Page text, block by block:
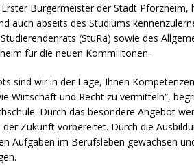
Bürgermeister der Stadt Pforzheim,
auch abseits des Studiums
(StuRa) sowie des
für die neuen Kommilitonen.
sind wir in der Lage, Ihnen
Wirtschaft und Recht zu vermitteln“,
Durch das besondere Angebot
Zukunft vorbereitet. Durch die
Aufgaben im Berufsleben gewachsen